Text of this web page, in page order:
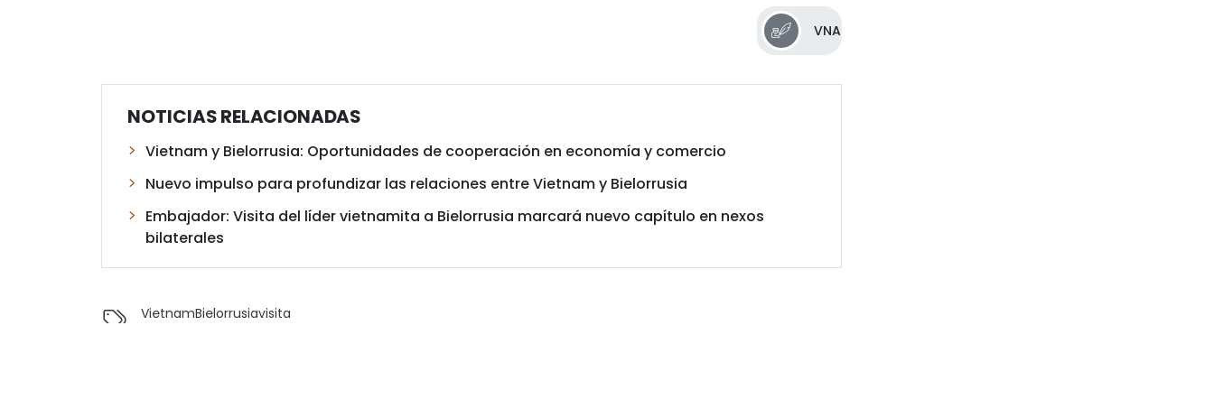
VNA
NOTICIAS RELACIONADAS
Vietnam y Bielorrusia: Oportunidades de cooperación en economía y comercio
Nuevo impulso para profundizar las relaciones entre Vietnam y Bielorrusia
Embajador: Visita del líder vietnamita a Bielorrusia marcará nuevo capítulo en nexos
bilaterales
VietnamBielorrusiavisita